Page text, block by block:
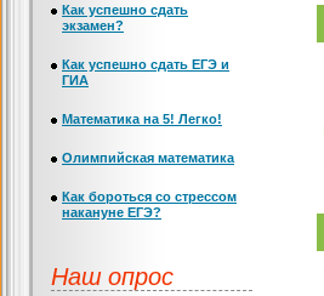
Как успешно сдать
экзамен?
Как успешно сдать ЕГЭ и
ГИА
Математика на 5! Легко!
Олимпийская математика
Как бороться со стрессом
накануне ЕГЭ?
Наш опрос